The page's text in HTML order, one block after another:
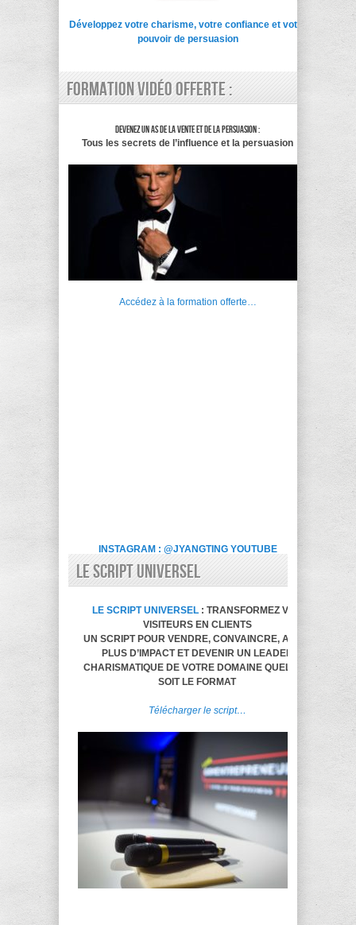
Développez votre charisme, votre confiance et votre
pouvoir de persuasion
Formation vidéo offerte :
Devenez un as de la vente et de la persuasion :
Tous les secrets de l’influence et la persuasion
Accédez à la formation offerte…
INSTAGRAM : @JYANGTING YOUTUBE
LE SCRIPT UNIVERSEL
LE SCRIPT UNIVERSEL : TRANSFORMEZ VOS
VISITEURS EN CLIENTS
UN SCRIPT POUR VENDRE, CONVAINCRE, AVOIR
PLUS D’IMPACT ET DEVENIR UN LEADER
CHARISMATIQUE DE VOTRE DOMAINE QUELQUE
SOIT LE FORMAT
Télécharger le script…